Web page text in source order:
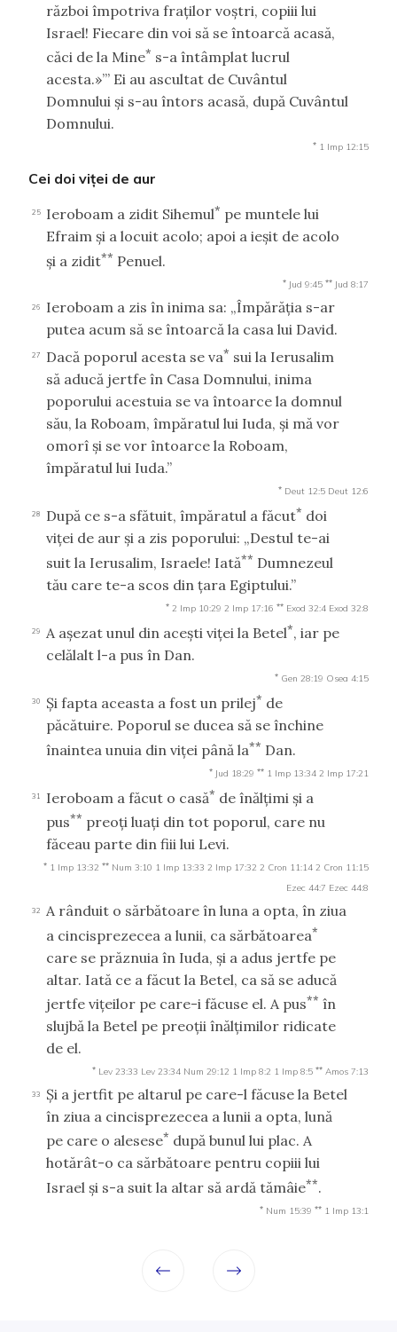
război împotriva fraţilor voştri, copiii lui
Israel! Fiecare din voi să se întoarcă acasă,
căci de la Mine* s-a întâmplat lucrul
acesta.»’” Ei au ascultat de Cuvântul
Domnului şi s-au întors acasă, după Cuvântul
Domnului.
* 1 Imp 12:15
Cei doi viţei de aur
25 Ieroboam a zidit Sihemul* pe muntele lui
Efraim şi a locuit acolo; apoi a ieşit de acolo
şi a zidit** Penuel.
* Jud 9:45 ** Jud 8:17
26
Ieroboam a zis în inima sa: „Împărăţia s-ar
putea acum să se întoarcă la casa lui David.
27 Dacă poporul acesta se va* sui la Ierusalim
să aducă jertfe în Casa Domnului, inima
poporului acestuia se va întoarce la domnul
său, la Roboam, împăratul lui Iuda, şi mă vor
omorî şi se vor întoarce la Roboam,
împăratul lui Iuda.”
* Deut 12:5 Deut 12:6
28 După ce s-a sfătuit, împăratul a făcut* doi
viţei de aur şi a zis poporului: „Destul te-ai
suit la Ierusalim, Israele! Iată** Dumnezeul
tău care te-a scos din ţara Egiptului.”
* 2 Imp 10:29 2 Imp 17:16 ** Exod 32:4 Exod 32:8
29 A aşezat unul din aceşti viţei la Betel*, iar pe
celălalt l-a pus în Dan.
* Gen 28:19 Osea 4:15
30 Şi fapta aceasta a fost un prilej* de
păcătuire. Poporul se ducea să se închine
înaintea unuia din viţei până la** Dan.
* Jud 18:29 ** 1 Imp 13:34 2 Imp 17:21
31 Ieroboam a făcut o casă* de înălţimi şi a
pus** preoţi luaţi din tot poporul, care nu
făceau parte din fiii lui Levi.
* 1 Imp 13:32 ** Num 3:10 1 Imp 13:33 2 Imp 17:32 2 Cron 11:14 2 Cron 11:15
Ezec 44:7 Ezec 44:8
32
A rânduit o sărbătoare în luna a opta, în ziua
a cincisprezecea a lunii, ca sărbătoarea*
care se prăznuia în Iuda, şi a adus jertfe pe
altar. Iată ce a făcut la Betel, ca să se aducă
jertfe viţeilor pe care-i făcuse el. A pus** în
slujbă la Betel pe preoţii înălţimilor ridicate
de el.
* Lev 23:33 Lev 23:34 Num 29:12 1 Imp 8:2 1 Imp 8:5 ** Amos 7:13
33
Şi a jertfit pe altarul pe care-l făcuse la Betel
în ziua a cincisprezecea a lunii a opta, lună
pe care o alesese* după bunul lui plac. A
hotărât-o ca sărbătoare pentru copiii lui
Israel şi s-a suit la altar să ardă tămâie**.
* Num 15:39 ** 1 Imp 13:1